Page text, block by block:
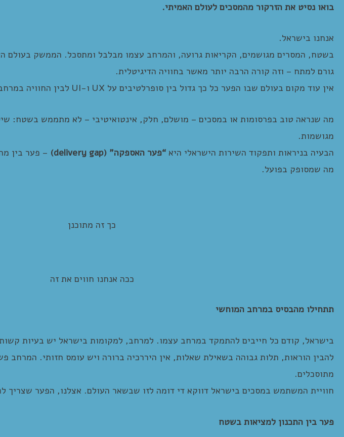
בואו נסיט את הזרקור מהמסכים לעולם האמיתי.
אנחנו בישראל.
בשטח, המסרים מגושמים, הקריאות גרועה, והמרחב עצמו מבלבל ומתסכל. הממשק בעולם
גורם למתח – וזה קורה הרבה יותר מאשר בחוויה הדיגיטלית.
אין עוד מקום בעולם שבו הפער כל כך גדול בין סופרלטיבים על UX ו-UI לבין החוויה במרחב המוחשי בסניף דואר מקומי.
מה שנראה טוב בפרסומות או במסכים – מושלם, חלק, אינטואיטיבי – לא מתממש בשטח:
מגושמות.
הבעיה בניראות ותפקוד השירות הישראלי היא “פער האספקה” (delivery gap)
– פער בין
מה שמסופק בפועל.
כך זה מתוכנן
ככה אנחנו חווים את זה
תתחילו מהבסיס במרחב המוחשי
בישראל, קודם כל חייבים להתמקד במרחב עצמו. למרחב, למקומות בישראל יש בעיות
להבין הוראות, תלות גבוהה בשאילת שאלות, אין היררכיה ברורה ויש עומס חזותי. המרחב
מתוסכלים.
חוויית המשתמש במסכים בישראל דווקא די דומה לזו שבשאר העולם. אצלנו, הפער שצריך
פער בין התכנון למציאות בשטח